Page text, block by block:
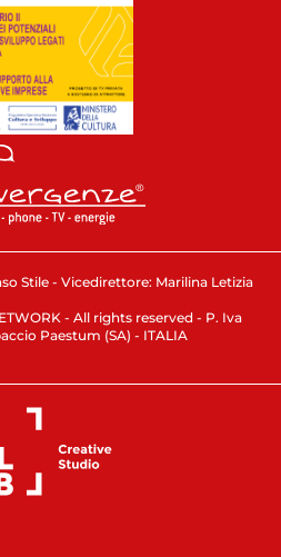
Stile - Vicedirettore: Marilina Letizia
- All rights reserved - P. Iva
Paestum (SA) - ITALIA